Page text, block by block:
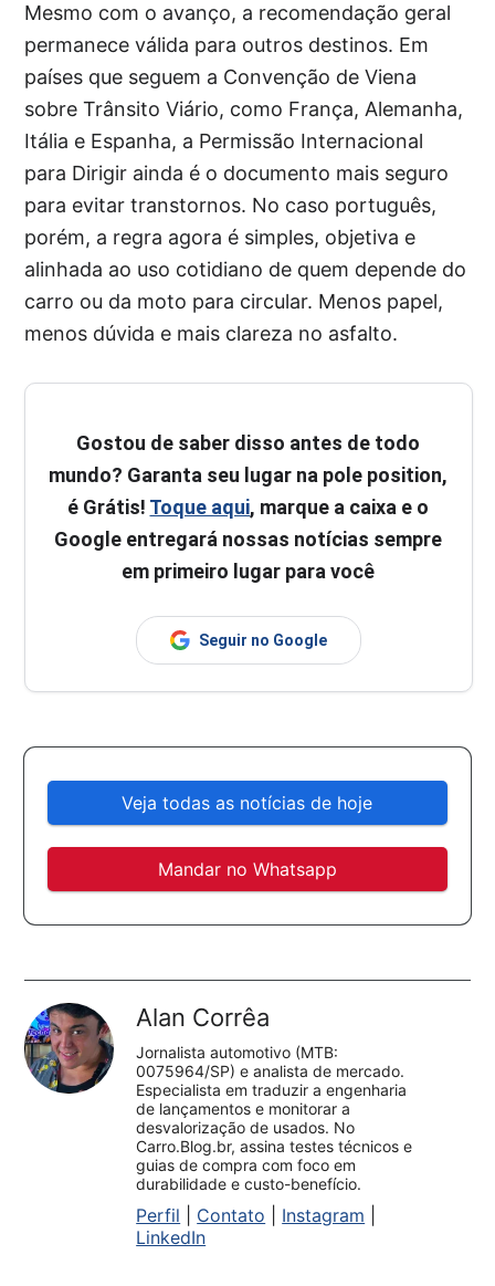
Mesmo com o avanço, a recomendação geral
permanece válida para outros destinos. Em
países que seguem a Convenção de Viena
sobre Trânsito Viário, como França, Alemanha,
Itália e Espanha, a Permissão Internacional
para Dirigir ainda é o documento mais seguro
para evitar transtornos. No caso português,
porém, a regra agora é simples, objetiva e
alinhada ao uso cotidiano de quem depende do
carro ou da moto para circular. Menos papel,
menos dúvida e mais clareza no asfalto.
Gostou de saber disso antes de todo
mundo? Garanta seu lugar na pole position,
é Grátis! Toque aqui, marque a caixa e o
Google entregará nossas notícias sempre
em primeiro lugar para você
Seguir no Google
Veja todas as notícias de hoje
Mandar no Whatsapp
Alan Corrêa
Jornalista automotivo (MTB:
0075964/SP) e analista de mercado.
Especialista em traduzir a engenharia
de lançamentos e monitorar a
desvalorização de usados. No
Carro.Blog.br, assina testes técnicos e
guias de compra com foco em
durabilidade e custo-benefício.
Perfil Contato Instagram
LinkedIn